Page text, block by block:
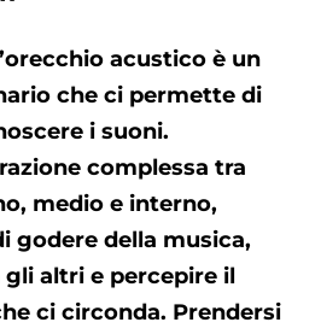
acustico è un
che ci permette di
i suoni.
complessa tra
medio e interno,
godere della musica,
altri e percepire il
ci circonda. Prendersi